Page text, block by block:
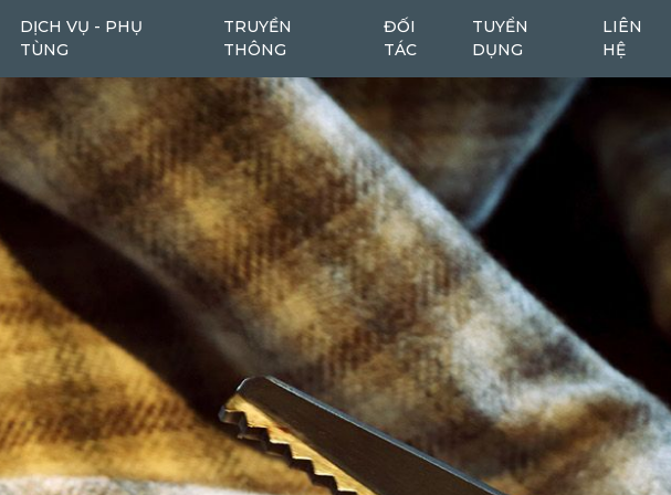
Máy cào bóc Máy cào bóc tái chế
1 11
Máy san Phụ kiện chuyên dụng
DỊCH VỤ - PHỤ
TÙNG
TRUYỀN
THÔNG
ĐỐI
TÁC
TUYỂN
DỤNG
LIÊN
HỆ